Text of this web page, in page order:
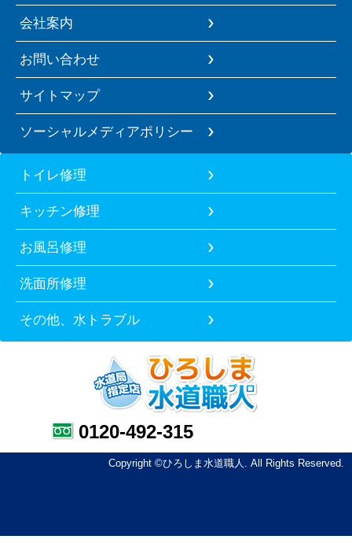
会社案内
お問い合わせ
サイトマップ
ソーシャルメディアポリシー
トイレ修理
キッチン修理
お風呂修理
洗面所修理
その他、水トラブル
0120-492-315
Copyright ©ひろしま水道職人. All Rights Reserved.